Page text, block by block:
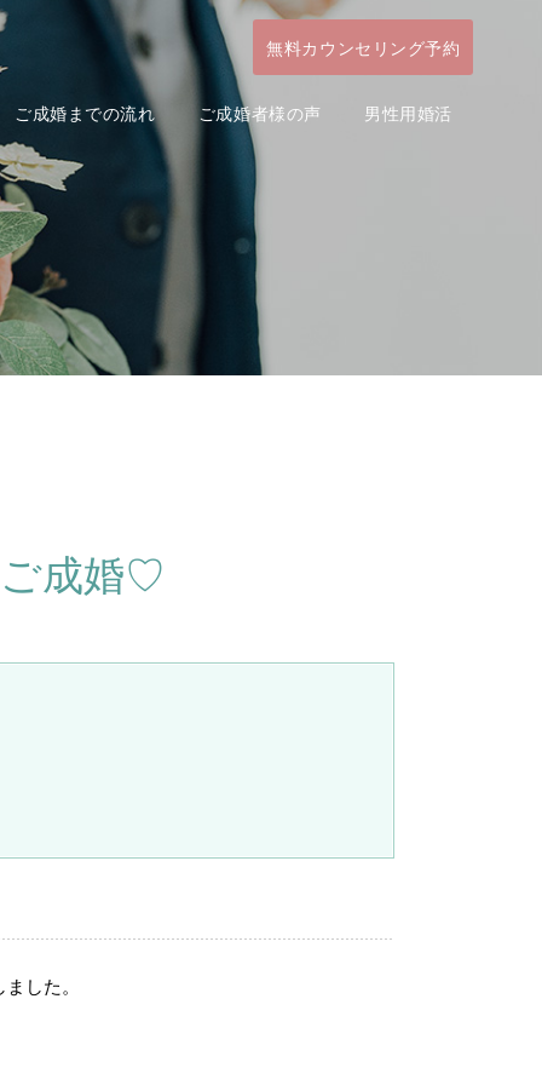
ご成婚♡
した。
無料カウンセリング予約
ご成婚までの流れ ご成婚者様の声 男性用婚活